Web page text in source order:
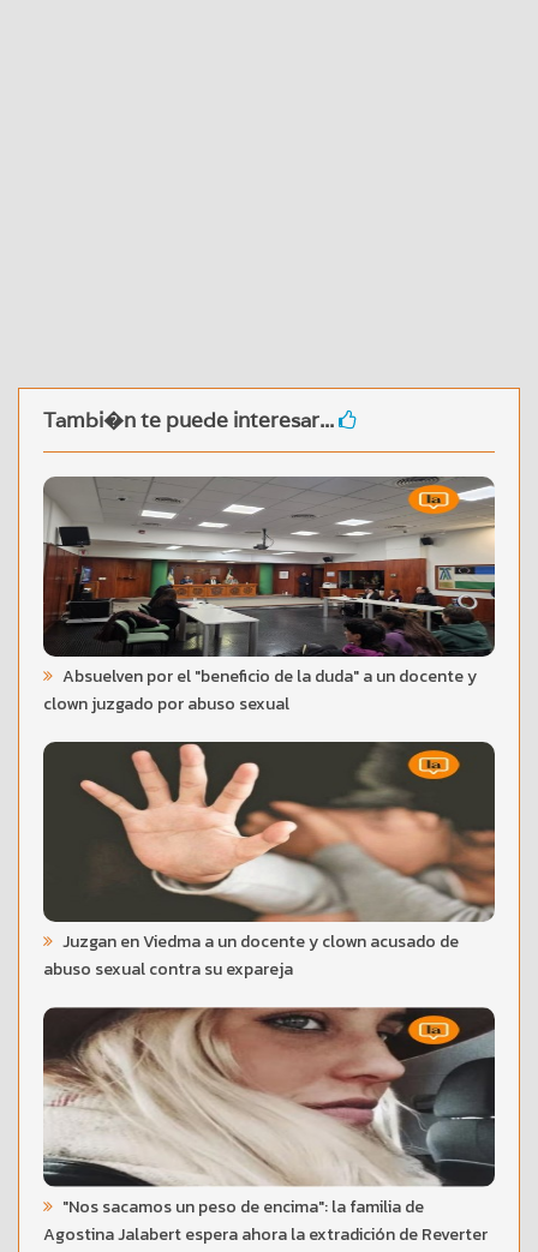
Tambi�n te puede interesar...
Absuelven por el "beneficio de la duda" a un docente y
clown juzgado por abuso sexual
Juzgan en Viedma a un docente y clown acusado de
abuso sexual contra su expareja
"Nos sacamos un peso de encima": la familia de
Agostina Jalabert espera ahora la extradición de Reverter